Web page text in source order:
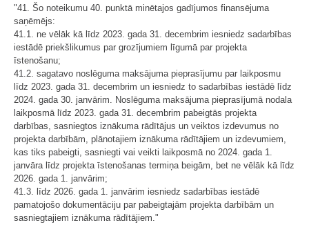
"41. Šo noteikumu 40. punktā minētajos gadījumos finansējuma
saņēmējs:
41.1. ne vēlāk kā līdz 2023. gada 31. decembrim iesniedz sadarbības
iestādē priekšlikumus par grozījumiem līgumā par projekta
īstenošanu;
41.2. sagatavo noslēguma maksājuma pieprasījumu par laikposmu
līdz 2023. gada 31. decembrim un iesniedz to sadarbības iestādē līdz
2024. gada 30. janvārim. Noslēguma maksājuma pieprasījumā nodala
laikposmā līdz 2023. gada 31. decembrim pabeigtās projekta
darbības, sasniegtos iznākuma rādītājus un veiktos izdevumus no
projekta darbībām, plānotajiem iznākuma rādītājiem un izdevumiem,
kas tiks pabeigti, sasniegti vai veikti laikposmā no 2024. gada 1.
janvāra līdz projekta īstenošanas termiņa beigām, bet ne vēlāk kā līdz
2026. gada 1. janvārim;
41.3. līdz 2026. gada 1. janvārim iesniedz sadarbības iestādē
pamatojošo dokumentāciju par pabeigtajām projekta darbībām un
sasniegtajiem iznākuma rādītājiem."